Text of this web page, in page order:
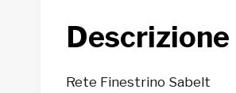
Descrizione
Rete Finestrino Sabelt